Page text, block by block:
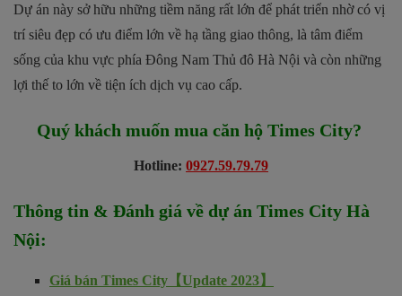
Dự án này sở hữu những tiềm năng rất lớn để phát triển nhờ có vị
trí siêu đẹp có ưu điểm lớn về hạ tầng giao thông, là tâm điểm
sống của khu vực phía Đông Nam Thủ đô Hà Nội và còn những
lợi thế to lớn về tiện ích dịch vụ cao cấp.
Quý khách muốn mua căn hộTimes City?
Hotline: 0927.59.79.79
Thông tin & Đánh giá về dự án Times City Hà
Nội:
Giá bán Times City【Update 2023】